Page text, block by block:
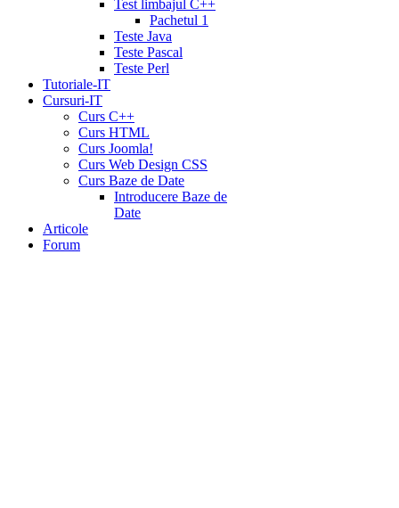
Test limbajul C++
Pachetul 1
Teste Java
Teste Pascal
Teste Perl
Tutoriale-IT
Cursuri-IT
Curs C++
Curs HTML
Curs Joomla!
Curs Web Design CSS
Curs Baze de Date
Introducere Baze de
Date
Articole
Forum